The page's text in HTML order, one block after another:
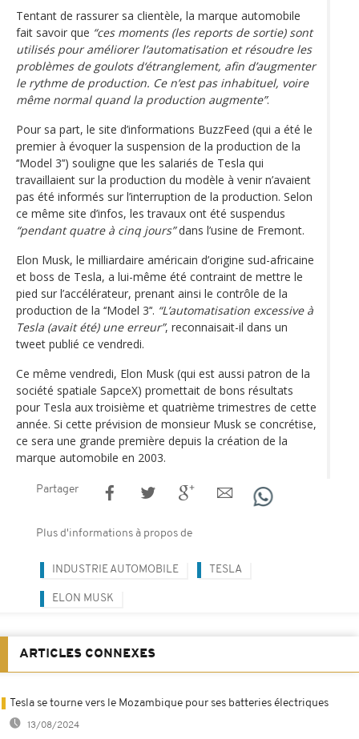
Tentant de rassurer sa clientèle, la marque automobile
fait savoir que “ces moments (les reports de sortie) sont
utilisés pour améliorer l’automatisation et résoudre les
problèmes de goulots d‘étranglement, afin d’augmenter
le rythme de production. Ce n’est pas inhabituel, voire
même normal quand la production augmente”.
Pour sa part, le site d’informations BuzzFeed (qui a été le
premier à évoquer la suspension de la production de la
‘‘Model 3’‘) souligne que les salariés de Tesla qui
travaillaient sur la production du modèle à venir n’avaient
pas été informés sur l’interruption de la production. Selon
ce même site d’infos, les travaux ont été suspendus
“pendant quatre à cinq jours”dans l’usine de Fremont.
Elon Musk, le milliardaire américain d’origine sud-africaine
et boss de Tesla, a lui-même été contraint de mettre le
pied sur l’accélérateur, prenant ainsi le contrôle de la
production de la ‘‘Model 3’‘. “L’automatisation excessive à
Tesla (avait été) une erreur”, reconnaisait-il dans un
tweet publié ce vendredi.
Ce même vendredi, Elon Musk (qui est aussi patron de la
société spatiale SapceX) promettait de bons résultats
pour Tesla aux troisième et quatrième trimestres de cette
année. Si cette prévision de monsieur Musk se concrétise,
ce sera une grande première depuis la création de la
marque automobile en 2003.
Partager
Plus d'informations à propos de
INDUSTRIE AUTOMOBILE TESLA
ELON MUSK
ARTICLES CONNEXES
Tesla se tourne vers le Mozambique pour ses batteries électriques
13/08/2024